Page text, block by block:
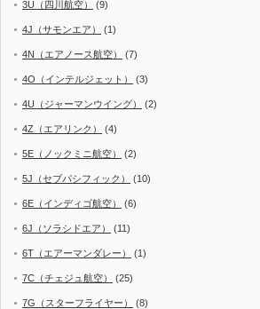
3U（四川航空） (9)
4J（サモンエア） (1)
4N（エアノース航空） (7)
4O（インテルジェット） (3)
4U（ジャーマンウイング） (2)
4Z（エアリンク） (4)
5E（ノックミニ航空） (2)
5J（セブパシフィック） (10)
6E（インディゴ航空） (6)
6J（ソラシドエア） (11)
6T（エアーマンダレー） (1)
7C（チェジュ航空） (25)
7G（スターフライヤー） (8)